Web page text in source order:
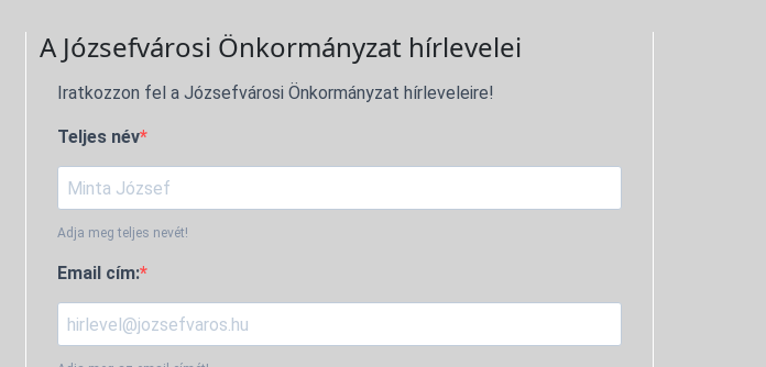
A Józsefvárosi Önkormányzat hírlevelei
Iratkozzon fel a Józsefvárosi Önkormányzat hírleveleire!
Teljes név
Adja meg teljes nevét!
Email cím: